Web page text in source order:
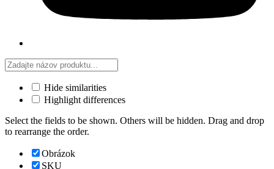
Hide similarities
Highlight differences
Select the fields to be shown. Others will be hidden. Drag and drop
to rearrange the order.
Obrázok
SKU